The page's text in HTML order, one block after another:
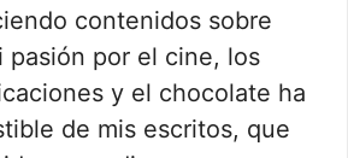
contenidos sobre
pasión por el cine, los
y el chocolate ha
de mis escritos, que